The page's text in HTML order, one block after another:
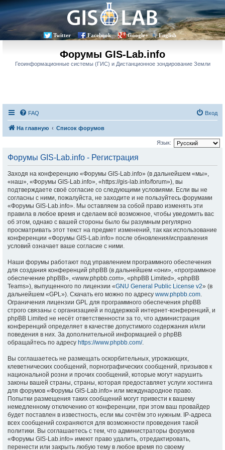
Twitter Facebook Google+ English
Форумы GIS-Lab.info
Геоинформационные системы (ГИС) и Дистанционное зондирование Земли
FAQ Вход
На главную Список форумов
Язык:
Форумы GIS-Lab.info - Регистрация
Заходя на конференцию «Форумы GIS-Lab.info» (в дальнейшем «мы»,
«наш», «Форумы GIS-Lab.info», «https://gis-lab.info/forum»), вы
подтверждаете своё согласие со следующими условиями. Если вы не
согласны с ними, пожалуйста, не заходите и не пользуйтесь форумами
«Форумы GIS-Lab.info». Мы оставляем за собой право изменять эти
правила в любое время и сделаем всё возможное, чтобы уведомить вас
об этом, однако с вашей стороны было бы разумным регулярно
просматривать этот текст на предмет изменений, так как использование
конференции «Форумы GIS-Lab.info» после обновления/исправления
условий означает ваше согласие с ними.
Наши форумы работают под управлением программного обеспечения
для создания конференций phpBB (в дальнейшем «они», «программное
обеспечение phpBB», «www.phpbb.com», «phpBB Limited», «phpBB
Teams»), выпущенного по лицензии «GNU General Public License v2» (в
дальнейшем «GPL»). Скачать его можно по адресу www.phpbb.com.
Ограничения лицензии GPL для программного обеспечения phpBB
строго связаны с организацией и поддержкой интернет-конференций, и
phpBB Limited не несёт ответственности за то, что администрация
конференций определяет в качестве допустимого содержания и/или
поведения в них. За дополнительной информацией о phpBB
обращайтесь по адресу https://www.phpbb.com/.
Вы соглашаетесь не размещать оскорбительных, угрожающих,
клеветнических сообщений, порнографических сообщений, призывов к
национальной розни и прочих сообщений, которые могут нарушить
законы вашей страны, страны, которая предоставляет услуги хостинга
для форумов «Форумы GIS-Lab.info» или международное право.
Попытки размещения таких сообщений могут привести к вашему
немедленному отключению от конференции, при этом ваш провайдер
будет поставлен в известность, если мы сочтём это нужным. IP-адреса
всех сообщений сохраняются для возможности проведения такой
политики. Вы соглашаетесь с тем, что администраторы форумов
«Форумы GIS-Lab.info» имеют право удалить, отредактировать,
перенести или закрыть любую тему в любое время по своему